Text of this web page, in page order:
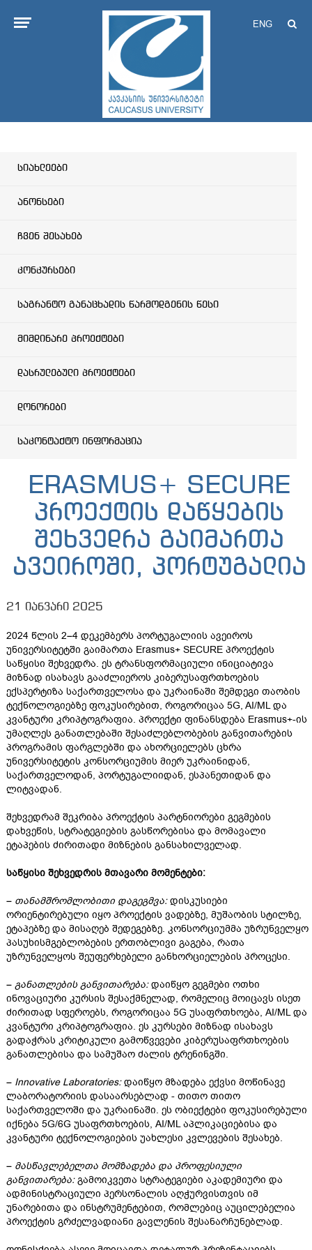
ENG
სიახლეები
ანონსები
ჩვენ შესახებ
კონკურსები
საგრანტო განაცხადის წარმოდგენის წესი
მიმდინარე პროექტები
დასრულებული პროექტები
დონორები
საკონტაქტო ინფორმაცია
ERASMUS+ SECURE
პროექტის დაწყების
შეხვედრა გაიმართა
ავეიროში, პორტუგალია
21 იანვარი 2025
2024 წლის 2–4 დეკემბერს პორტუგალიის ავეიროს
უნივერსიტეტში გაიმართა Erasmus+ SECURE პროექტის
საწყისი შეხვედრა. ეს ტრანსფორმაციული ინიციატივა
მიზნად ისახავს გააძლიეროს კიბერუსაფრთხოების
ექსპერტიზა საქართველოსა და უკრაინაში შემდეგი თაობის
ტექნოლოგიებზე ფოკუსირებით, როგორიცაა 5G, AI/ML და
კვანტური კრიპტოგრაფია. პროექტი ფინანსდება Erasmus+-ის
უმაღლეს განათლებაში შესაძლებლობების განვითარების
პროგრამის ფარგლებში და ახორციელებს ცხრა
უნივერსიტეტის კონსორციუმის მიერ უკრაინიდან,
საქართველოდან, პორტუგალიიდან, ესპანეთიდან და
ლიტვადან.
შეხვედრამ შეკრიბა პროექტის პარტნიორები გეგმების
დახვეწის, სტრატეგიების გასწორებისა და მომავალი
ეტაპების ძირითადი მიზნების განსახილველად.
საწყისი შეხვედრის მთავარი მომენტები:
– თანამშრომლობითი დაგეგმვა:დისკუსიები
ორიენტირებული იყო პროექტის ვადებზე, მუშაობის სტილზე,
ეტაპებზე და მისაღებ შედეგებზე. კონსორციუმმა უზრუნველყო
პასუხისმგებლობების ერთობლივი გაგება, რათა
უზრუნველყოს შეუფერხებელი განხორციელების პროცესი.
– განათლების განვითარება:დაიწყო გეგმები ოთხი
ინოვაციური კურსის შესაქმნელად, რომელიც მოიცავს ისეთ
ძირითად სფეროებს, როგორიცაა 5G უსაფრთხოება, AI/ML და
კვანტური კრიპტოგრაფია. ეს კურსები მიზნად ისახავს
გადაჭრას კრიტიკული გამოწვევები კიბერუსაფრთხოების
განათლებისა და სამუშაო ძალის ტრენინგში.
– Innovative Laboratories:დაიწყო მზადება ექვსი მოწინავე
ლაბორატორიის დასაარსებლად - თითო თითო
საქართველოში და უკრაინაში. ეს ობიექტები ფოკუსირებული
იქნება 5G/6G უსაფრთხოების, AI/ML აპლიკაციებისა და
კვანტური ტექნოლოგიების უახლესი კვლევების შესახებ.
– მასწავლებელთა მომზადება და პროფესიული
განვითარება:გამოიკვეთა სტრატეგიები აკადემიური და
ადმინისტრაციული პერსონალის აღჭურვისთვის იმ
უნარებითა და ინსტრუმენტებით, რომლებიც აუცილებელია
პროექტის გრძელვადიანი გავლენის შესანარჩუნებლად.